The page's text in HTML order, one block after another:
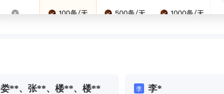
娄**、张**、楼**、楼** 李 李*